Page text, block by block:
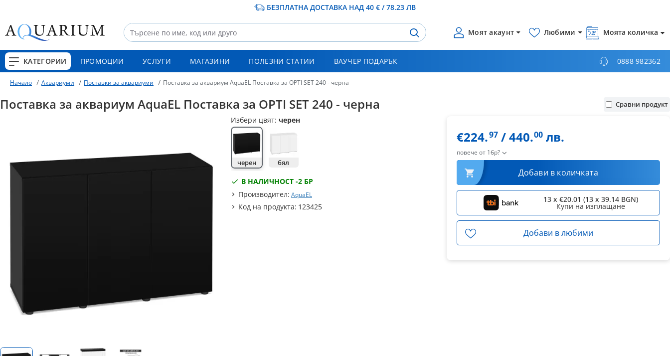
БЕЗПЛАТНА ДОСТАВКА НАД 40 € / 78.23 ЛВ
Моят акаунт Любими Моята количка
КАТЕГОРИИ ПРОМОЦИИ УСЛУГИ МАГАЗИНИ ПОЛЕЗНИ СТАТИИ ВАУЧЕР ПОДАРЪК 0888 982362
Начало Аквариуми Поставки за аквариуми Поставка за аквариум AquaEL Поставка за OPTI SET 240 - черна
Поставка за аквариум AquaEL Поставка за OPTI SET 240 - черна Сравни продукт
Избери цвят: черен
черен бял
В НАЛИЧНОСТ -2 БР
Производител: AquaEL
Код на продукта: 123425
€224.97/ 440.00 лв.
повече от 1бр?
Добави в количката
13 x €20.01 (13 x 39.14 BGN)
Купи на изплащане
Добави в любими